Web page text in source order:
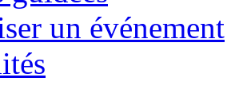
un événement